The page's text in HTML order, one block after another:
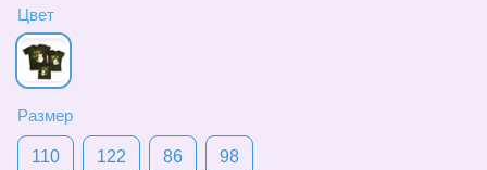
Цвет
Размер
110 122 86 98